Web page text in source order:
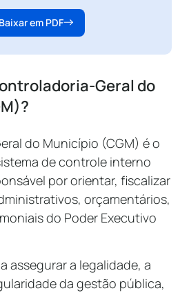
Baixar em PDF
Geral do
do Município (CGM) é o
de controle interno
por orientar, fiscalizar
orçamentários,
do Poder Executivo
assegurar a legalidade, a
da gestão pública,